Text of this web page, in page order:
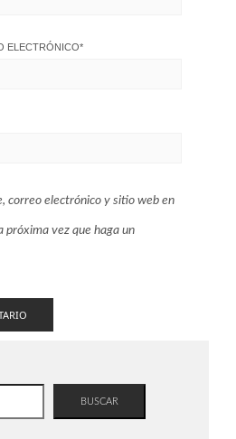
ELECTRÓNICO*
correo electrónico y sitio web en
próxima vez que haga un
BUSCAR